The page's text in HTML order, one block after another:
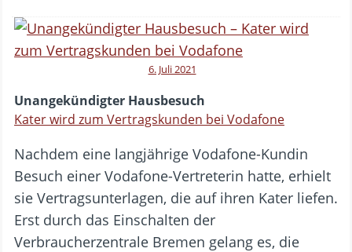
6. Juli 2021
Unangekündigter Hausbesuch
Kater wird zum Vertragskunden bei Vodafone
Nachdem eine langjährige Vodafone-Kundin
Besuch einer Vodafone-Vertreterin hatte, erhielt
sie Vertragsunterlagen, die auf ihren Kater liefen.
Erst durch das Einschalten der
Verbraucherzentrale Bremen gelang es, die